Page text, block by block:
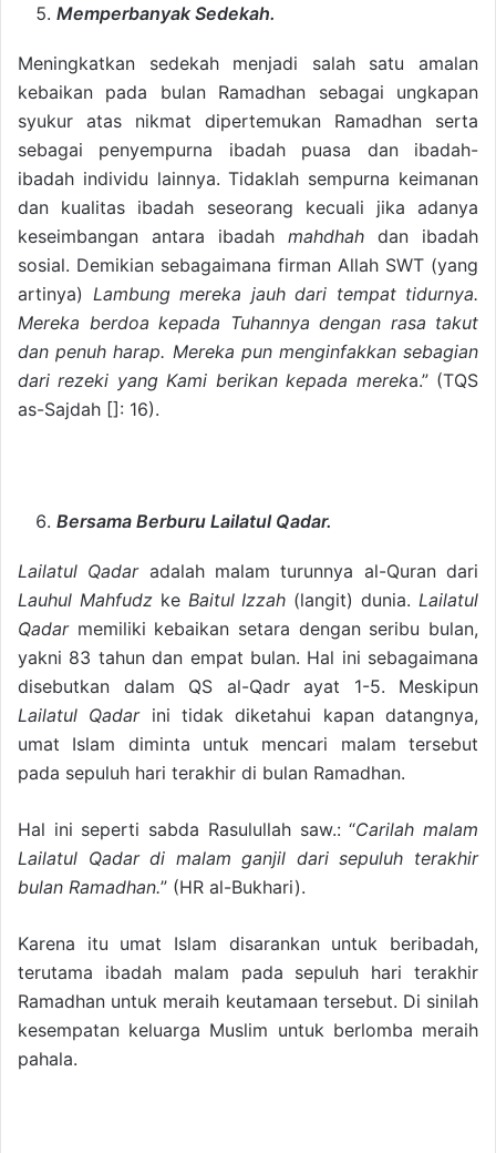
Memperbanyak Sedekah.
Meningkatkan sedekah menjadi salah satu amalan
kebaikan pada bulan Ramadhan sebagai ungkapan
syukur atas nikmat dipertemukan Ramadhan serta
sebagai penyempurna ibadah puasa dan ibadah-
ibadah individu lainnya. Tidaklah sempurna keimanan
dan kualitas ibadah seseorang kecuali jika adanya
keseimbangan antara ibadah mahdhah dan ibadah
sosial. Demikian sebagaimana firman Allah SWT (yang
artinya) Lambung mereka jauh dari tempat tidurnya.
Mereka berdoa kepada Tuhannya dengan rasa takut
dan penuh harap. Mereka pun menginfakkan sebagian
dari rezeki yang Kami berikan kepada mereka.” (TQS
as-Sajdah []: 16).
Bersama Berburu Lailatul Qadar.
Lailatul Qadaradalah malam turunnya al-Quran dari
Lauhul Mahfudzke Baitul Izzah (langit) dunia.Lailatul
Qadarmemiliki kebaikan setara dengan seribu bulan,
yakni 83 tahun dan empat bulan. Hal ini sebagaimana
disebutkan dalam QS al-Qadr ayat 1-5. Meskipun
Lailatul Qadarini tidak diketahui kapan datangnya,
umat Islam diminta untuk mencari malam tersebut
pada sepuluh hari terakhir di bulan Ramadhan.
Hal ini seperti sabda Rasulullah saw.: “Carilah malam
Lailatul Qadar di malam ganjil dari sepuluh terakhir
bulan Ramadhan.” (HR al-Bukhari).
Karena itu umat Islam disarankan untuk beribadah,
terutama ibadah malam pada sepuluh hari terakhir
Ramadhan untuk meraih keutamaan tersebut. Di sinilah
kesempatan keluarga Muslim untuk berlomba meraih
pahala.